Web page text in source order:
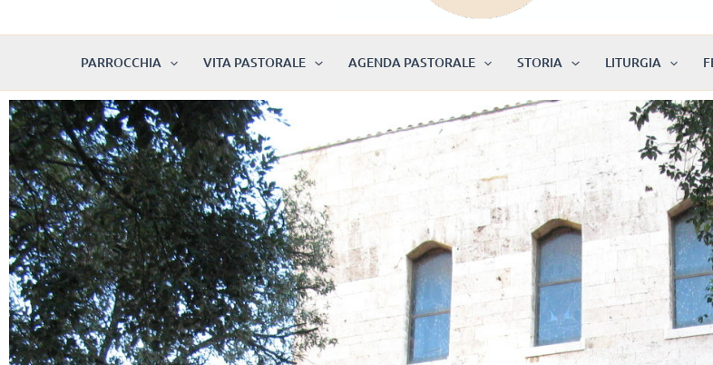
PARROCCHIA VITA PASTORALE AGENDA PASTORALE STORIA LITURGIA